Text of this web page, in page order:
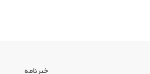
خبرنامه